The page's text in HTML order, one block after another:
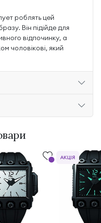
роблять цей
Він підійде для
відпочинку, а
чоловікові, який
АКЦІЯ